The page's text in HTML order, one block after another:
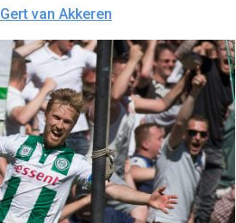
Gert van Akkeren